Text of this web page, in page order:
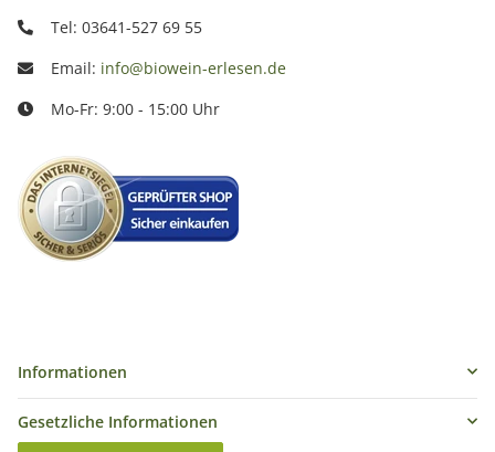
Tel: 03641-527 69 55
Email: info@biowein-erlesen.de
Mo-Fr: 9:00 - 15:00 Uhr
Informationen
Gesetzliche Informationen